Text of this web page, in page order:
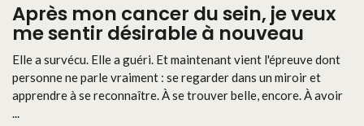
Après mon cancer du sein, je veux
me sentir désirable à nouveau
Elle a survécu. Elle a guéri. Et maintenant vient l'épreuve dont
personne ne parle vraiment : se regarder dans un miroir et
apprendre à se reconnaître. À se trouver belle, encore. À avoir
...